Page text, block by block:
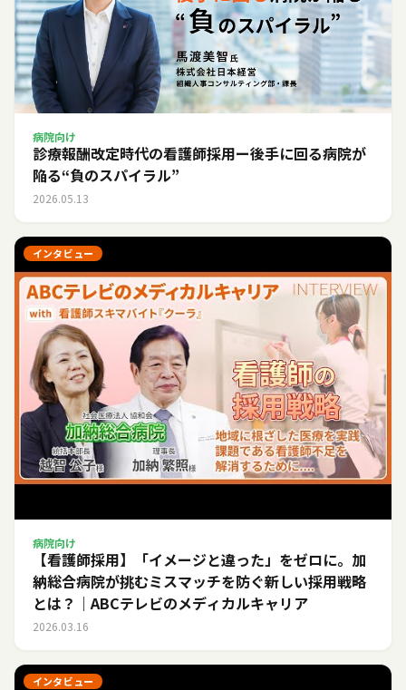
病院向け
診療報酬改定時代の看護師採用ー後手に回る病院が
陥る“負のスパイラル”
2026.05.13
インタビュー
病院向け
【看護師採用】「イメージと違った」をゼロに。加
納総合病院が挑むミスマッチを防ぐ新しい採用戦略
とは？｜ABCテレビのメディカルキャリア
2026.03.16
インタビュー